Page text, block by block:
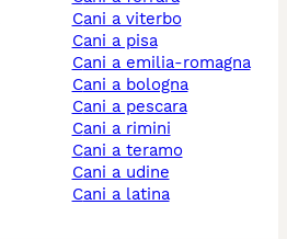
cani a viterbo
cani a pisa
cani a emilia-romagna
cani a bologna
cani a pescara
cani a rimini
cani a teramo
cani a udine
cani a latina